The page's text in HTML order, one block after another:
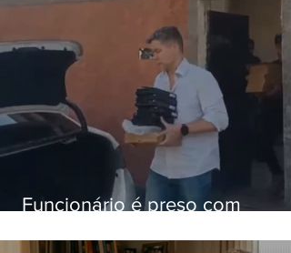
Funcionário é preso com
Hospital do Andaraí